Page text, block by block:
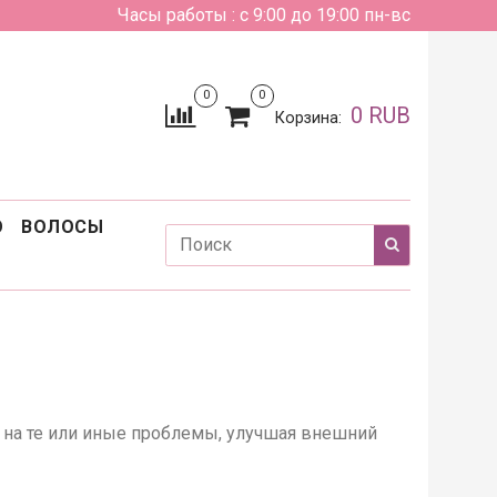
Часы работы : с 9:00 до 19:00 пн-вс
0 0
Корзина: 0 RUB
ВОЛОСЫ
те или иные проблемы, улучшая внешний